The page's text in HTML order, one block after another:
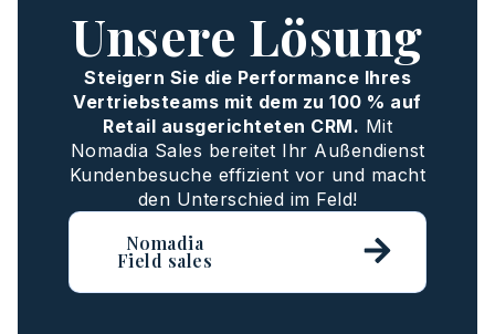
Unsere Lösung
Steigern Sie die Performance Ihres
Vertriebsteams mit dem zu 100 % auf
Retail ausgerichteten CRM. Mit
Nomadia Sales bereitet Ihr Außendienst
Kundenbesuche effizient vor und macht
den Unterschied im Feld!
Nomadia
Field sales